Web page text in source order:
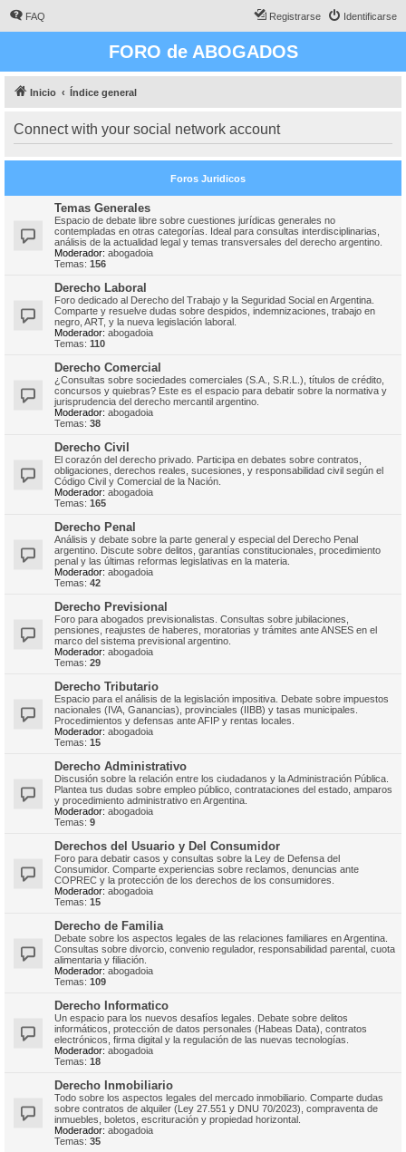
FAQ Identificarse
Registrarse
FORO de ABOGADOS
Inicio Índice general
Connect with your social network account
Foros Juridicos
Temas Generales
Espacio de debate libre sobre cuestiones jurídicas generales no
contempladas en otras categorías. Ideal para consultas interdisciplinarias,
análisis de la actualidad legal y temas transversales del derecho argentino.
Moderador: abogadoia
Temas: 156
Derecho Laboral
Foro dedicado al Derecho del Trabajo y la Seguridad Social en Argentina.
Comparte y resuelve dudas sobre despidos, indemnizaciones, trabajo en
negro, ART, y la nueva legislación laboral.
Moderador: abogadoia
Temas: 110
Derecho Comercial
¿Consultas sobre sociedades comerciales (S.A., S.R.L.), títulos de crédito,
concursos y quiebras? Este es el espacio para debatir sobre la normativa y
jurisprudencia del derecho mercantil argentino.
Moderador: abogadoia
Temas: 38
Derecho Civil
El corazón del derecho privado. Participa en debates sobre contratos,
obligaciones, derechos reales, sucesiones, y responsabilidad civil según el
Código Civil y Comercial de la Nación.
Moderador: abogadoia
Temas: 165
Derecho Penal
Análisis y debate sobre la parte general y especial del Derecho Penal
argentino. Discute sobre delitos, garantías constitucionales, procedimiento
penal y las últimas reformas legislativas en la materia.
Moderador: abogadoia
Temas: 42
Derecho Previsional
Foro para abogados previsionalistas. Consultas sobre jubilaciones,
pensiones, reajustes de haberes, moratorias y trámites ante ANSES en el
marco del sistema previsional argentino.
Moderador: abogadoia
Temas: 29
Derecho Tributario
Espacio para el análisis de la legislación impositiva. Debate sobre impuestos
nacionales (IVA, Ganancias), provinciales (IIBB) y tasas municipales.
Procedimientos y defensas ante AFIP y rentas locales.
Moderador: abogadoia
Temas: 15
Derecho Administrativo
Discusión sobre la relación entre los ciudadanos y la Administración Pública.
Plantea tus dudas sobre empleo público, contrataciones del estado, amparos
y procedimiento administrativo en Argentina.
Moderador: abogadoia
Temas: 9
Derechos del Usuario y Del Consumidor
Foro para debatir casos y consultas sobre la Ley de Defensa del
Consumidor. Comparte experiencias sobre reclamos, denuncias ante
COPREC y la protección de los derechos de los consumidores.
Moderador: abogadoia
Temas: 15
Derecho de Familia
Debate sobre los aspectos legales de las relaciones familiares en Argentina.
Consultas sobre divorcio, convenio regulador, responsabilidad parental, cuota
alimentaria y filiación.
Moderador: abogadoia
Temas: 109
Derecho Informatico
Un espacio para los nuevos desafíos legales. Debate sobre delitos
informáticos, protección de datos personales (Habeas Data), contratos
electrónicos, firma digital y la regulación de las nuevas tecnologías.
Moderador: abogadoia
Temas: 18
Derecho Inmobiliario
Todo sobre los aspectos legales del mercado inmobiliario. Comparte dudas
sobre contratos de alquiler (Ley 27.551 y DNU 70/2023), compraventa de
inmuebles, boletos, escrituración y propiedad horizontal.
Moderador: abogadoia
Temas: 35